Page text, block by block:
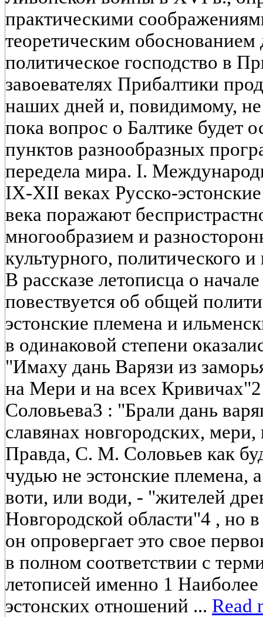
практическими
теоретическим обоснованием
политическое господство в
завоевателях Прибалтики
наших дней и, повидимому, не
пока вопрос о Балтике будет
пунктов разнообразных
передела мира. I.
IX-XII веках Русско-
века поражают
многообразием и
культурного, политического
В рассказе летописца о
повествуется об общей
эстонские племена и
в одинаковой степени
"Имаху дань Варязи из
на Мери и на всех
Соловьева3 : "Брали дань
славянах новгородских,
Правда, С. М. Соловьев как
чудью не эстонские племена,
воти, или води, - "жителей
Новгородской области"4 , но
он опровергает это свое
в полном соответствии с
летописей именно 1
эстонских отношений ... Read